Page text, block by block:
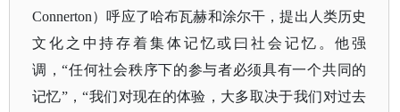
Connerton）呼应了哈布瓦赫和涂尔干，提出人类历史
文化之中持存着集体记忆或曰社会记忆。他强
调，“任何社会秩序下的参与者必须具有一个共同的
记忆”，“我们对现在的体验，大多取决于我们对过去